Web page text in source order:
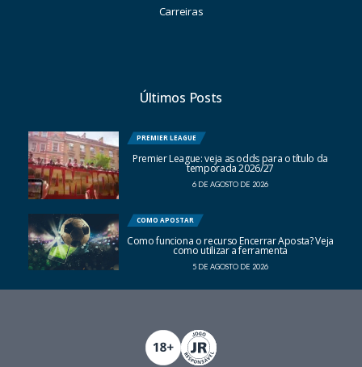
Carreiras
Últimos Posts
PREMIER LEAGUE
Premier League: veja as odds para o título da
temporada 2026/27
6 DE AGOSTO DE 2026
COMO APOSTAR
Como funciona o recurso Encerrar Aposta? Veja
como utilizar a ferramenta
5 DE AGOSTO DE 2026